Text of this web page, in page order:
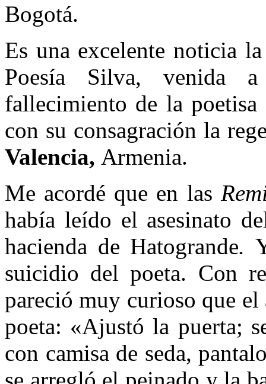
Bogotá.
Es una excelente noticia
Poesía Silva, venida
fallecimiento de la poetisa
con su consagración la
Valencia, Armenia.
Me acordé que en las
había leído el asesinato
hacienda de Hatogrande.
suicidio del poeta. Con
pareció muy curioso que
poeta: «Ajustó la puerta;
con camisa de seda,